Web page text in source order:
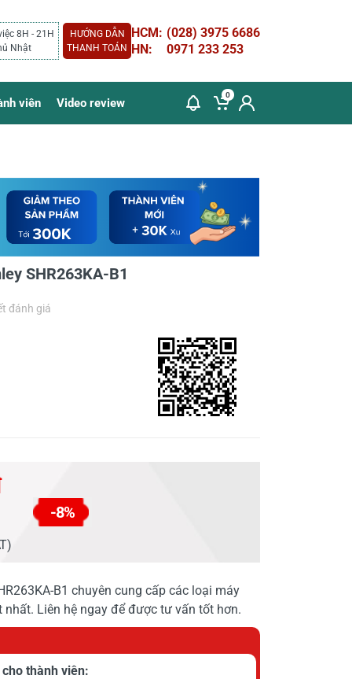
8H - 21H
Nhật
HƯỚNG DẪN
THANH TOÁN
HCM: (028) 3975 6686
HN:
0971 233 253
viên Video review
0
SHR263KA-B1
đánh giá
-8%
B1 chuyên cung cấp các loại máy
Liên hệ ngay để được tư vấn tốt hơn.
thành viên: